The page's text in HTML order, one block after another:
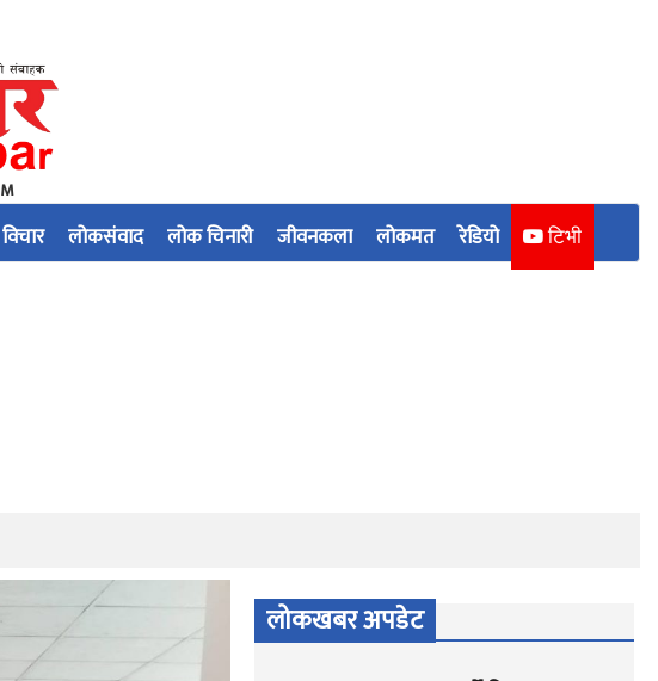
लोकसंवाद लोक चिनारी जीवनकला लोकमत रेडियो टिभी
लोकखबर अपडेट